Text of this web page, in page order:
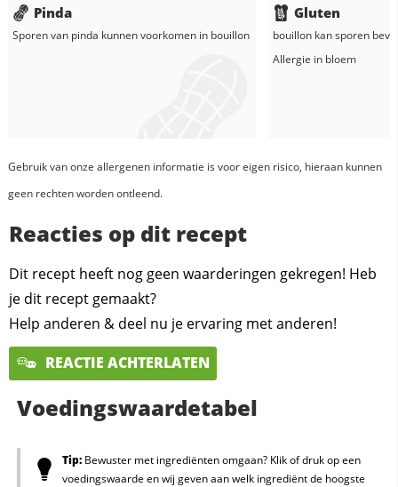
Pinda
Sporen van pinda kunnen voorkomen in bouillon
Gluten
bouillonkan sporen
Allergie in bloem
Gebruik van onze allergenen informatie is voor eigen risico, hieraan kunnen
geen rechten worden ontleend.
Reacties op dit recept
Dit recept heeft nog geen waarderingen gekregen! Heb
je dit recept gemaakt?
Help anderen & deel nu je ervaring met anderen!
REACTIE ACHTERLATEN
Voedingswaardetabel
Tip:Bewuster met ingrediënten omgaan? Klik of druk op een
voedingswaarde en wij geven aan welk ingrediënt de hoogste